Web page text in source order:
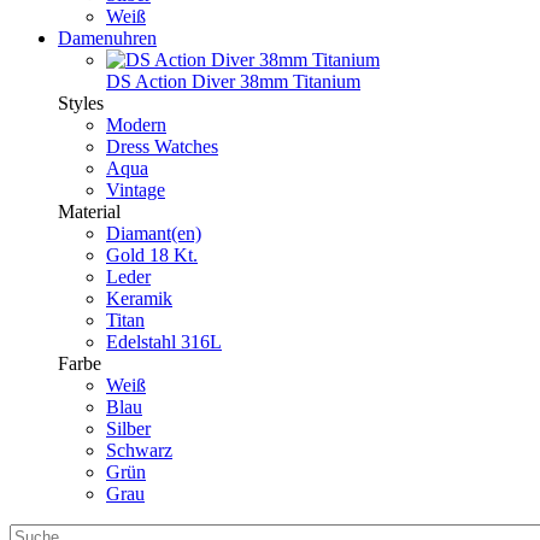
Weiß
Damenuhren
DS Action Diver 38mm Titanium
Styles
Modern
Dress Watches
Aqua
Vintage
Material
Diamant(en)
Gold 18 Kt.
Leder
Keramik
Titan
Edelstahl 316L
Farbe
Weiß
Blau
Silber
Schwarz
Grün
Grau